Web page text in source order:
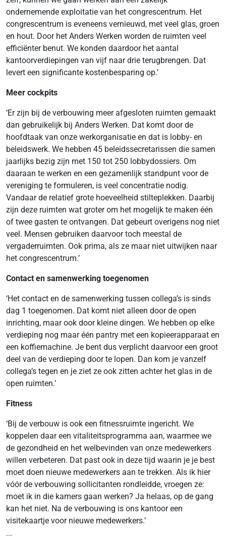
ondernemende exploitatie van het congrescentrum. Het
congrescentrum is eveneens vernieuwd, met veel glas, groen
en hout. Door het Anders Werken worden de ruimten veel
efficiënter benut. We konden daardoor het aantal
kantoorverdiepingen van vijf naar drie terugbrengen. Dat
levert een significante kostenbesparing op.’
Meer cockpits
‘Er zijn bij de verbouwing meer afgesloten ruimten gemaakt
dan gebruikelijk bij Anders Werken. Dat komt door de
hoofdtaak van onze werkorganisatie en dat is lobby- en
beleidswerk. We hebben 45 beleidssecretarissen die samen
jaarlijks bezig zijn met 150 tot 250 lobbydossiers. Om
daaraan te werken en een gezamenlijk standpunt voor de
vereniging te formuleren, is veel concentratie nodig.
Vandaar de relatief grote hoeveelheid stilteplekken. Daarbij
zijn deze ruimten wat groter om het mogelijk te maken één
of twee gasten te ontvangen. Dat gebeurt overigens nog niet
veel. Mensen gebruiken daarvoor toch meestal de
vergaderruimten. Ook prima, als ze maar niet uitwijken naar
het congrescentrum.’
Contact en samenwerking toegenomen
‘Het contact en de samenwerking tussen collega’s is sinds
dag 1 toegenomen. Dat komt niet alleen door de open
inrichting, maar ook door kleine dingen. We hebben op elke
verdieping nog maar één pantry met een kopieerapparaat en
een koffiemachine. Je bent dus verplicht daarvoor een groot
deel van de verdieping door te lopen. Dan kom je vanzelf
collega’s tegen en je ziet ze ook zitten achter het glas in de
open ruimten.’
Fitness
‘Bij de verbouw is ook een fitnessruimte ingericht. We
koppelen daar een vitaliteitsprogramma aan, waarmee we
de gezondheid en het welbevinden van onze medewerkers
willen verbeteren. Dat past ook in deze tijd waarin je je best
moet doen nieuwe medewerkers aan te trekken. Als ik hier
vóór de verbouwing sollicitanten rondleidde, vroegen ze:
moet ik in die kamers gaan werken? Ja helaas, op de gang
kan het niet. Na de verbouwing is ons kantoor een
visitekaartje voor nieuwe medewerkers.’